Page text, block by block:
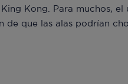
Kong. Para muchos,
de que las alas podrían